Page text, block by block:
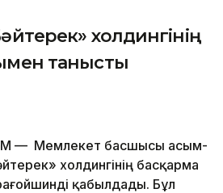
холдингінің
танысты
— Мемлекет басшысы Қасым-
холдингінің басқарма
қабылдады. Бұл